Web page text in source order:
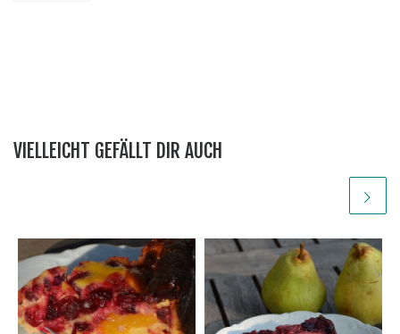
VIELLEICHT GEFÄLLT DIR AUCH